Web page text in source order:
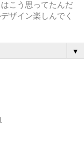
こう思ってたんだ
ザイン楽しんでく
▼